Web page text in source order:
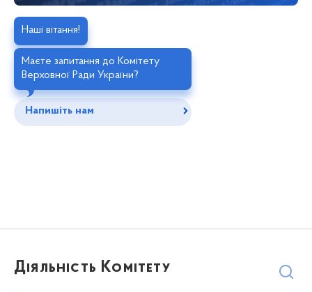
Наші вітання!
Маєте запитання до Комітету
Верховної Ради України?
Напишіть нам
Діяльність Комітету